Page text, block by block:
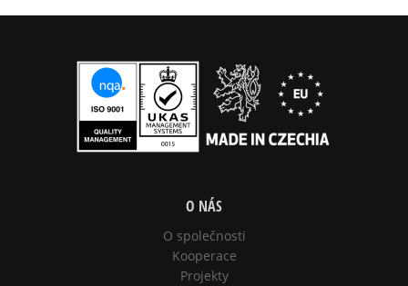
O NÁS
O společnosti
Kooperace
Projekty